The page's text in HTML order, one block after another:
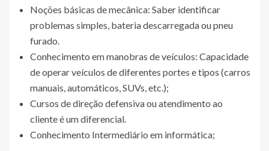
Noções básicas de mecânica: Saber identificar
problemas simples, bateria descarregada ou pneu
furado.
Conhecimento em manobras de veículos: Capacidade
de operar veículos de diferentes portes e tipos (carros
manuais, automáticos, SUVs, etc.);
Cursos de direção defensiva ou atendimento ao
cliente é um diferencial.
Conhecimento Intermediário em informática;